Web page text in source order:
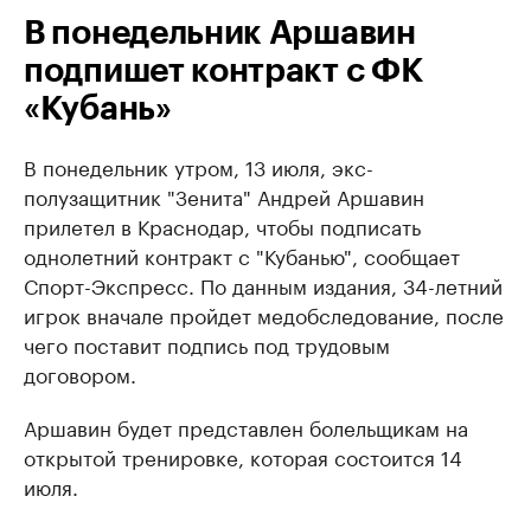
В понедельник Аршавин
подпишет контракт с ФК
«Кубань»
В понедельник утром, 13 июля, экс-
полузащитник "Зенита" Андрей Аршавин
прилетел в Краснодар, чтобы подписать
однолетний контракт с "Кубанью", сообщает
Спорт-Экспресс. По данным издания, 34-летний
игрок вначале пройдет медобследование, после
чего поставит подпись под трудовым
договором.
Аршавин будет представлен болельщикам на
открытой тренировке, которая состоится 14
июля.